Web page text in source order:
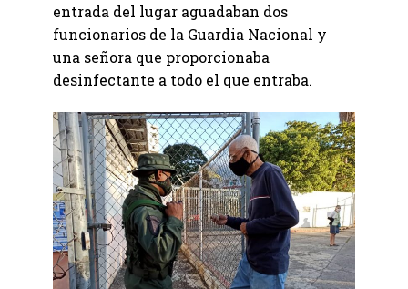
entrada del lugar aguadaban dos
funcionarios de la Guardia Nacional y
una señora que proporcionaba
desinfectante a todo el que entraba.